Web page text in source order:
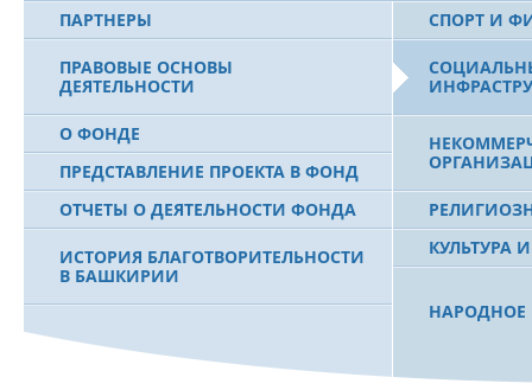
ПАРТНЕРЫ
ПРАВОВЫЕ ОСНОВЫ
ДЕЯТЕЛЬНОСТИ
О ФОНДЕ
ПРЕДСТАВЛЕНИЕ ПРОЕКТА В ФОНД
ОТЧЕТЫ О ДЕЯТЕЛЬНОСТИ ФОНДА
ИСТОРИЯ БЛАГОТВОРИТЕЛЬНОСТИ
В БАШКИРИИ
МУРТАЗЕ РАХИМОВЕ
СПОРТ И
КУЛЬТУРА
НАРОДНОЕ